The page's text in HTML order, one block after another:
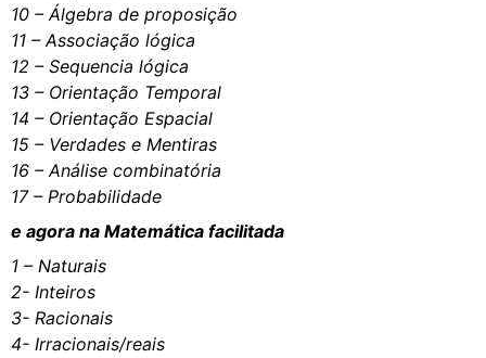
10 – Álgebra de proposição
11 – Associação lógica
12 – Sequencia lógica
13 – Orientação Temporal
14 – Orientação Espacial
15 – Verdades e Mentiras
16 – Análise combinatória
17 – Probabilidade
e agora na Matemática facilitada
1 – Naturais
2- Inteiros
3- Racionais
4- Irracionais/reais